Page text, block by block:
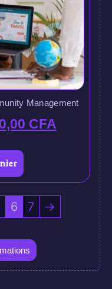
Management
CFA
6 7 →